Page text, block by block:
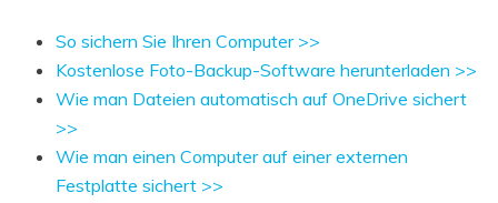
So sichern Sie Ihren Computer >>
Kostenlose Foto-Backup-Software herunterladen >>
Wie man Dateien automatisch auf OneDrive sichert
>>
Wie man einen Computer auf einer externen
Festplatte sichert >>